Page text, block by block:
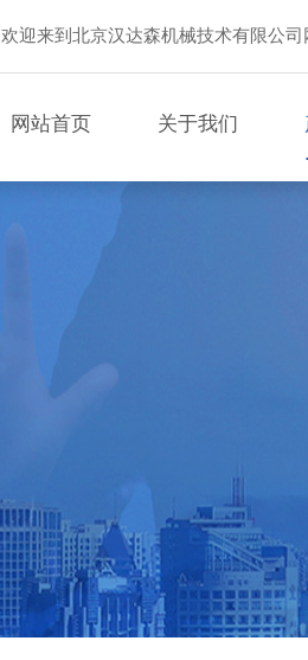
欢迎来到北京汉达森机械技术有限公司
网站首页 关于我们